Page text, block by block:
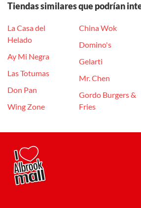
Tiendas similares que podrían
La Casa del
Helado
Ay Mi Negra
Las Totumas
Don Pan
Wing Zone
China Wok
Domino's
Gelarti
Mr. Chen
Gordo Burgers &
Fries